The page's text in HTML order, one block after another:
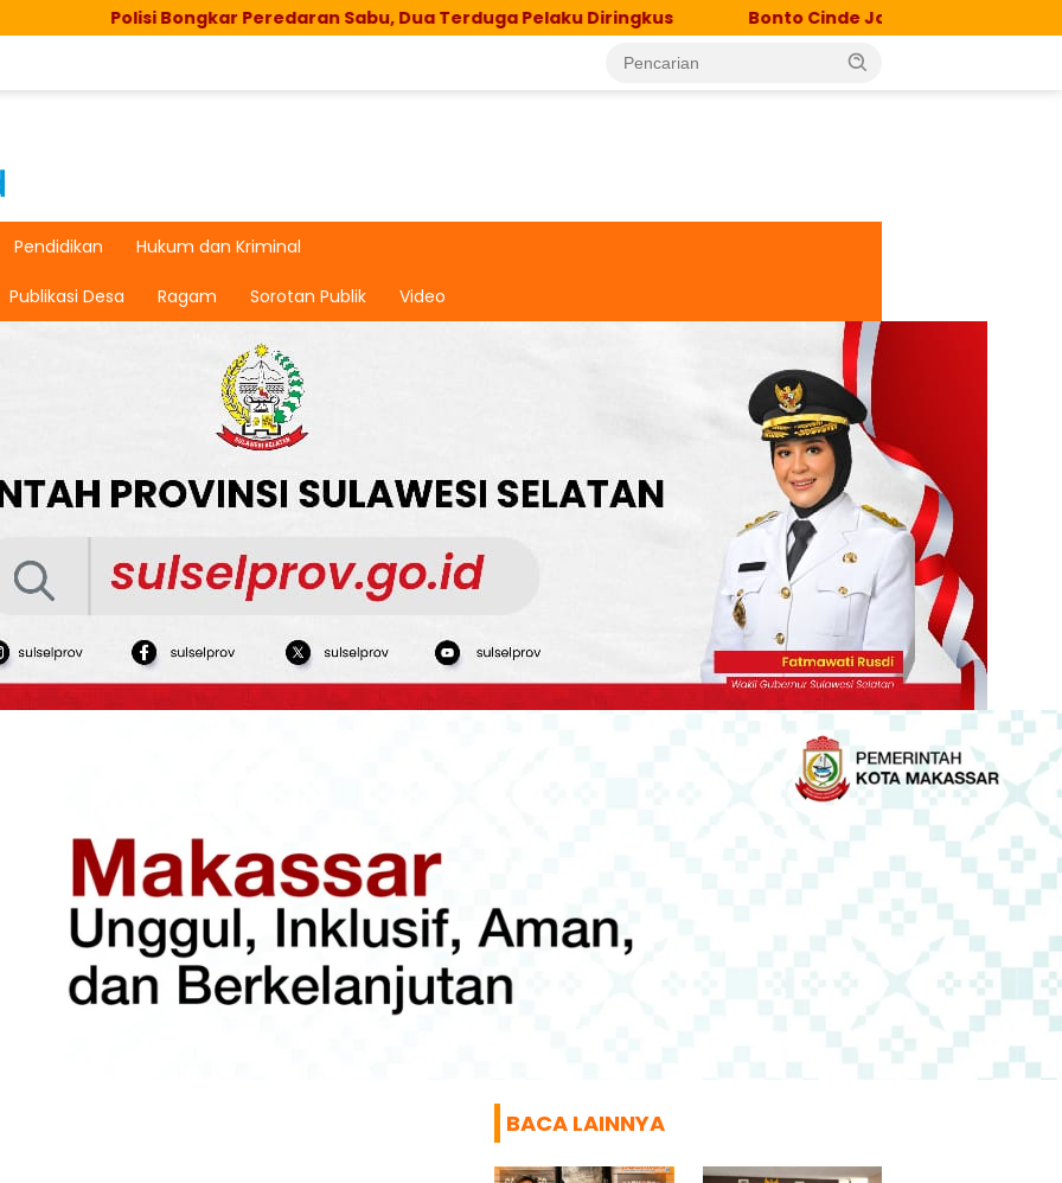
Peredaran Sabu, Dua Terduga Pelaku Diringkus Bonto Cinde Jadi Lokasi Percepatan Eliminasi TB,
Pendidikan Hukum dan Kriminal
Publikasi Desa Ragam Sorotan Publik Video
BACA LAINNYA